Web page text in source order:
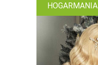
HOGARMANIA